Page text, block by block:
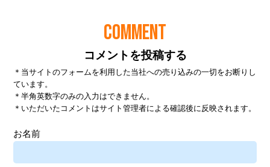
COMMENT
コメントを投稿する
＊当サイトのフォームを利用した当社への売り込みの一切をお断りし
ています。
＊半角英数字のみの入力はできません。
＊いただいたコメントはサイト管理者による確認後に反映されます。
お名前